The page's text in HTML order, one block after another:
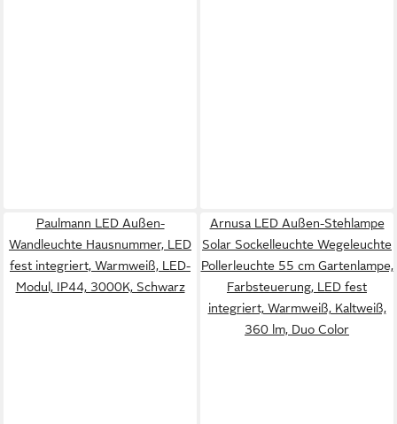
Paulmann LED Außen-
Wandleuchte Hausnummer, LED
fest integriert, Warmweiß, LED-
Modul, IP44, 3000K, Schwarz
Arnusa LED Außen-Stehlampe
Solar Sockelleuchte Wegeleuchte
Pollerleuchte 55 cm Gartenlampe,
Farbsteuerung, LED fest
integriert, Warmweiß, Kaltweiß,
360 lm, Duo Color